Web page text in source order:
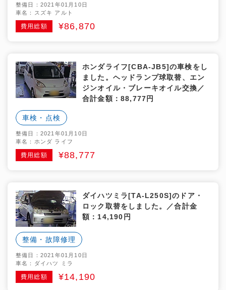
整備日：2021年01月10日
車名：スズキ アルト
費用総額 ¥86,870
ホンダライフ[CBA-JB5]の車検をし
ました。ヘッドランプ球取替、エン
ジンオイル・ブレーキオイル交換／
合計金額：88,777円
車検・点検
整備日：2021年01月10日
車名：ホンダ ライフ
費用総額 ¥88,777
ダイハツミラ[TA-L250S]のドア・
ロック取替をしました。／合計金
額：14,190円
整備・故障修理
整備日：2021年01月10日
車名：ダイハツ ミラ
費用総額 ¥14,190